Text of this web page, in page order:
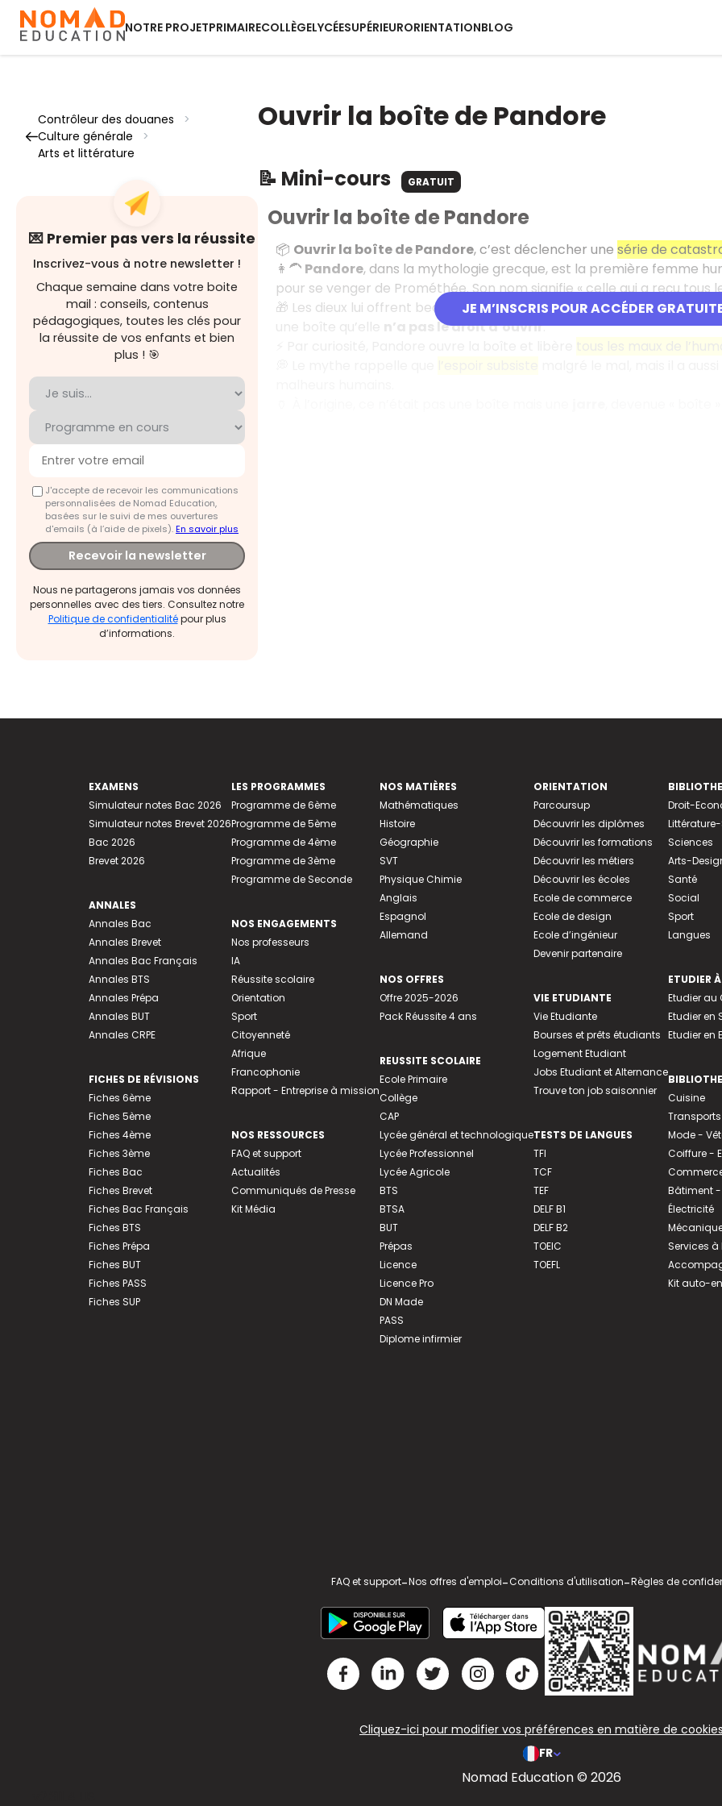
NOTRE PROJETPRIMAIRECOLLÈGELYCÉESUPÉRIEURORIENTATIONBLOG
Contrôleur des douanes
>
Culture générale
>
Arts et littérature
💌 Premier pas vers la réussite
Inscrivez-vous à notre newsletter !
Chaque semaine dans votre boite
mail : conseils, contenus
pédagogiques, toutes les clés pour
la réussite de vos enfants et bien
plus ! 🎯
J'accepte de recevoir les communications
personnalisées de Nomad Education,
basées sur le suivi de mes ouvertures
d'emails (à l’aide de pixels).En savoir plus
Recevoir la newsletter
Nous ne partagerons jamais vos données
personnelles avec des tiers. Consultez notre
Politique de confidentialitépour plus
d’informations.
Ouvrir la boîte de Pandore
📝 Mini-cours GRATUIT
JE M’INSCRIS POUR ACCÉDER
Ouvrir la boîte de Pandore
📦 Ouvrir la boîte de Pandore, c’est déclencher une série de
👩‍🦱 Pandore, dans la mythologie grecque, est la première femme
pour se venger de Prométhée. Son nom signifie « celle qui a reçu tous
🎁 Les dieux lui offrent beauté, intelligence, habileté… mais aussi la
une boîte qu’elle n’a pas le droit d’ouvrir.
EXAMENS
Simulateur notes Bac 2026
Simulateur notes Brevet 2026
Bac 2026
Brevet 2026
ANNALES
Annales Bac
Annales Brevet
Annales Bac Français
Annales BTS
Annales Prépa
Annales BUT
Annales CRPE
FICHES DE RÉVISIONS
Fiches 6ème
Fiches 5ème
Fiches 4ème
Fiches 3ème
Fiches Bac
Fiches Brevet
Fiches Bac Français
Fiches BTS
Fiches Prépa
Fiches BUT
Fiches PASS
Fiches SUP
LES PROGRAMMES
Programme de 6ème
Programme de 5ème
Programme de 4ème
Programme de 3ème
Programme de Seconde
NOS ENGAGEMENTS
Nos professeurs
IA
Réussite scolaire
Orientation
Sport
Citoyenneté
Afrique
Francophonie
Rapport - Entreprise à mission
NOS RESSOURCES
FAQ et support
Actualités
Communiqués de Presse
Kit Média
NOS MATIÈRES
Mathématiques
Histoire
Géographie
SVT
Physique Chimie
Anglais
Espagnol
Allemand
NOS OFFRES
Offre 2025-2026
Pack Réussite 4 ans
REUSSITE SCOLAIRE
Ecole Primaire
Collège
CAP
Lycée général et technologique
Lycée Professionnel
Lycée Agricole
BTS
BTSA
BUT
Prépas
Licence
Licence Pro
DN Made
PASS
Diplome infirmier
ORIENTATION
Parcoursup
Découvrir les diplômes
Découvrir les formations
Découvrir les métiers
Découvrir les écoles
Ecole de commerce
Ecole de design
Ecole d’ingénieur
Devenir partenaire
VIE ETUDIANTE
Vie Etudiante
Bourses et prêts étudiants
Logement Etudiant
Jobs Etudiant et Alternance
Trouve ton job saisonnier
TESTS DE LANGUES
TFI
TCF
TEF
DELF B1
DELF B2
TOEIC
TOEFL
Droit-
Sciences
Arts-
Santé
Social
Sport
Langues
ETUDIER
Etudier
Etudier en
Etudier en
Cuisine
Transports
Mode -
Coiffure -
Bâtiment
Électricité
Services
Kit auto-
FAQ et support-Nos offres d'emploi-Conditions d'utilisation-Règles de
Cliquez-ici pour modifier vos préférences en matière de cookies
FR
Nomad Education © 2026